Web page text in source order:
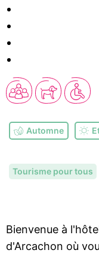
Automne
Tourisme pour tous
Bienvenue à
d'Arcachon où